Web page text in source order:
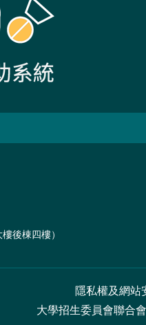
後棟四樓）
隱私權及網站
大學招生委員會聯合